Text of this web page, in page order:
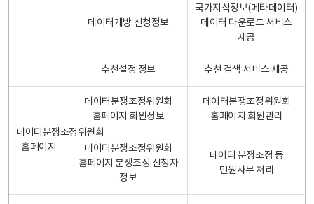
데이터개방 신청정보
국가지식정보(메타데이터)
데이터 다운로드 서비스
제공
추천설정 정보 추천 검색 서비스 제공
데이터분쟁조정위원회
홈페이지
데이터분쟁조정위원회
홈페이지 회원정보
데이터분쟁조정위원회
홈페이지 회원관리
데이터분쟁조정위원회
홈페이지 분쟁조정 신청자
정보
데이터 분쟁조정 등
민원사무 처리